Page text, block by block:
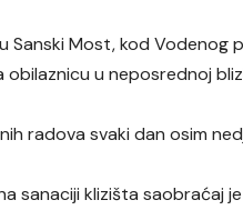
Sanski Most, kod Vodenog
u neposrednoj
radova svaki dan osim
sanaciji klizišta saobraćaj